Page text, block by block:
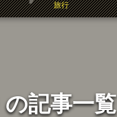
旅行
記事一覧